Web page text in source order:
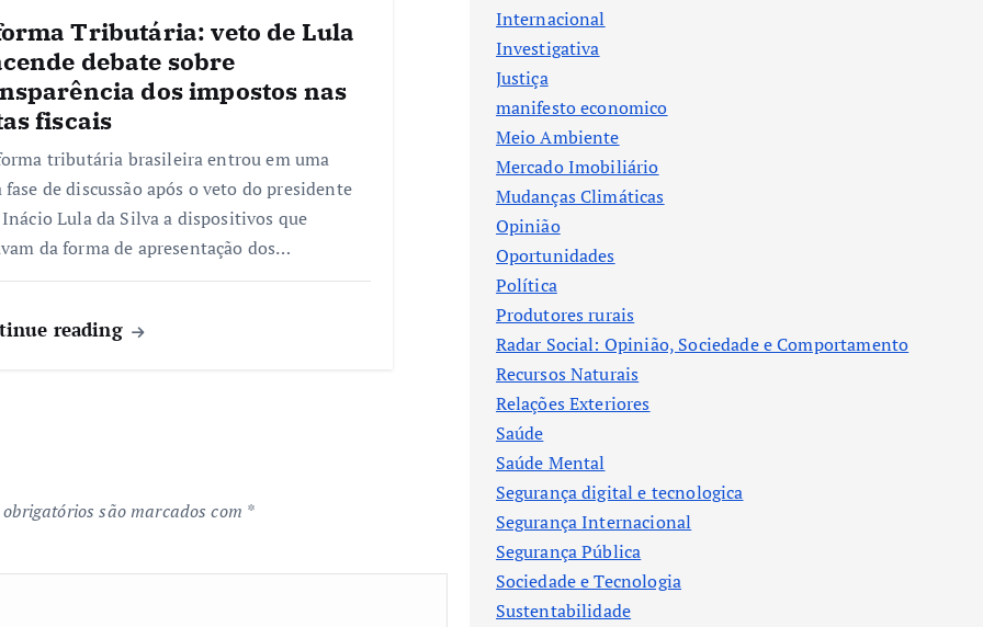
Tributária: veto de Lula
debate sobre
dos impostos nas
fiscais
tributária brasileira entrou em uma
fase de discussão após o veto do presidente
Lula da Silva a dispositivos que
da forma de apresentação dos…
reading
são marcados com *
Internacional
Investigativa
Justiça
manifesto economico
Meio Ambiente
Mercado Imobiliário
Mudanças Climáticas
Opinião
Oportunidades
Política
Produtores rurais
Radar Social: Opinião, Sociedade e Comportamento
Recursos Naturais
Relações Exteriores
Saúde
Saúde Mental
Segurança digital e tecnologica
Segurança Internacional
Segurança Pública
Sociedade e Tecnologia
Sustentabilidade